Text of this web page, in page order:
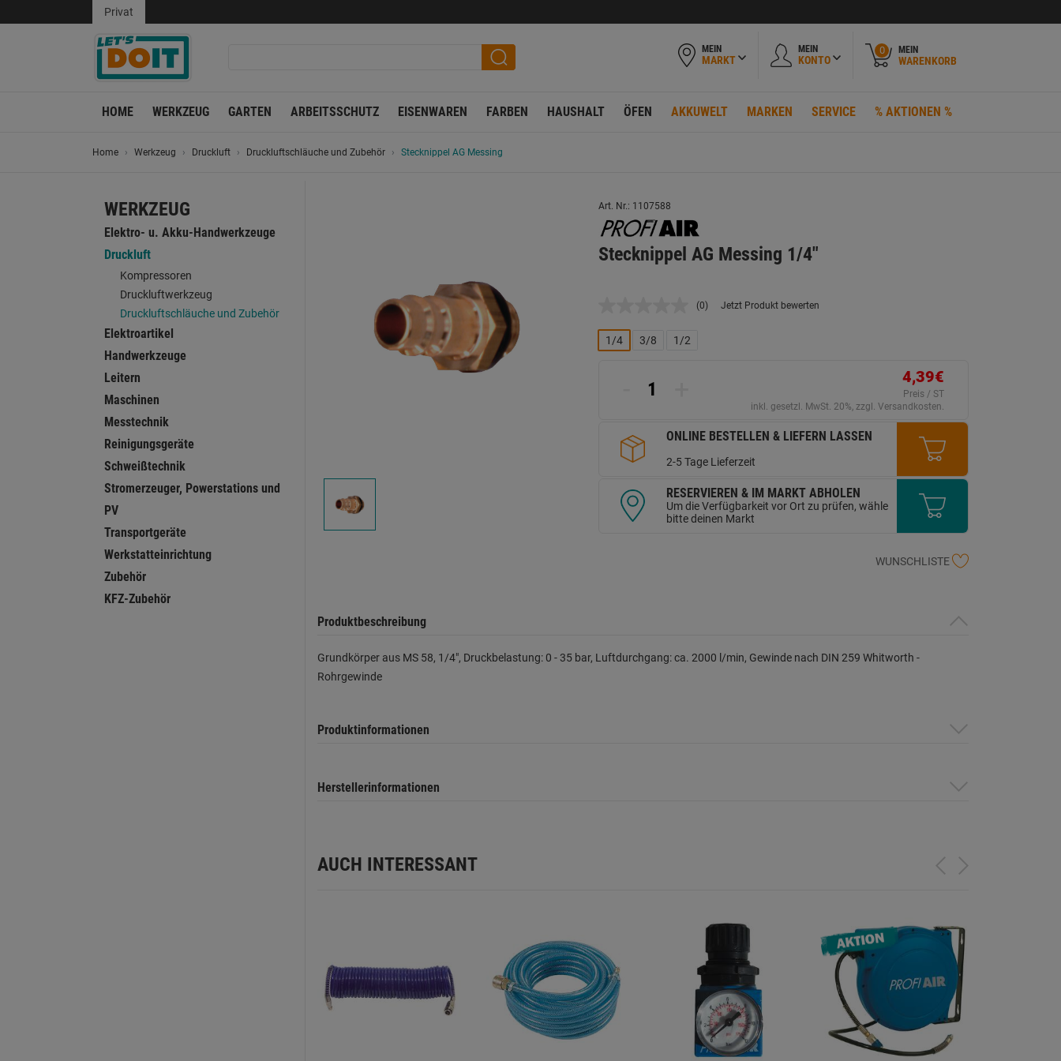
Privat
MEIN
MARKT
MEIN
KONTO
0 MEIN
WARENKORB
HOME WERKZEUG GARTEN ARBEITSSCHUTZ EISENWAREN FARBEN HAUSHALT ÖFEN AKKUWELT MARKEN SERVICE % AKTIONEN %
Home Werkzeug Druckluft Druckluftschläuche und Zubehör Stecknippel AG Messing
WERKZEUG
Elektro- u. Akku-Handwerkzeuge
Druckluft
Kompressoren
Druckluftwerkzeug
Druckluftschläuche und Zubehör
Elektroartikel
Handwerkzeuge
Leitern
Maschinen
Messtechnik
Reinigungsgeräte
Schweißtechnik
Stromerzeuger, Powerstations und
PV
Transportgeräte
Werkstatteinrichtung
Zubehör
KFZ-Zubehör
Art. Nr.: 1107588
Stecknippel AG Messing 1/4"
Kein
(0) Jetzt Produkt bewerten
1/4 3/8 1/2
4,39€
Preis / ST
inkl. gesetzl. MwSt. 20%, zzgl. Versandkosten.
ONLINE BESTELLEN & LIEFERN LASSEN
2-5 Tage Lieferzeit
RESERVIEREN & IM MARKT ABHOLEN
Um die Verfügbarkeit vor Ort zu prüfen, wähle
bitte deinen Markt
WUNSCHLISTE
Produktbeschreibung
Grundkörper aus MS 58, 1/4", Druckbelastung: 0 - 35 bar, Luftdurchgang: ca. 2000 l/min, Gewinde nach DIN 259 Whitworth -
Rohrgewinde
Produktinformationen
Herstellerinformationen
AUCH INTERESSANT